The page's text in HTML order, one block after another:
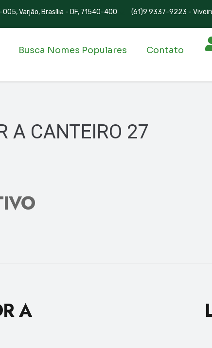
Varjão, Brasília - DF, 71540-400 (61)9 9337-9223 -
Busca Nomes Populares Contato
A CANTEIRO 27
A